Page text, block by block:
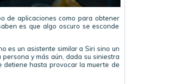
de aplicaciones como para obtener
es que algo oscuro se esconde
es un asistente similar a Siri sino un
y más aún, dada su siniestra
detiene hasta provocar la muerte de